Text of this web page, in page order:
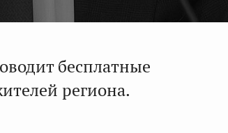
бесплатные
региона.